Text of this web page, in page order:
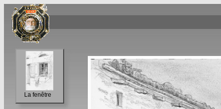
La fenêtre